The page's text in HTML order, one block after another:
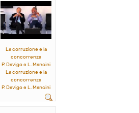
La corruzione e la
concorrenza
P. Davigo e L. Mancini
La corruzione e la
concorrenza
P. Davigo e L. Mancini